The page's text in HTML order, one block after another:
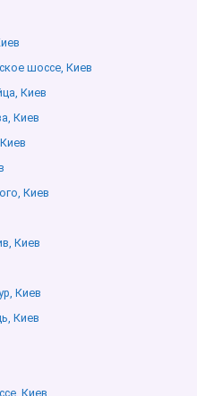
шоссе, Киев
Киев
Киев
Киев
Киев
Киев
Киев
Киев